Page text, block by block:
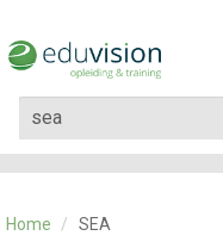
CATEGORIE
OVER ONS
Home / SEA